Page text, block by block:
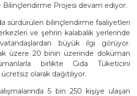
Projesi devam ediyor.
sürdürülen bilinçlendirme faaliyetleri
ve şehrin kalabalık yerlerinde
büyük ilgi görüyor.
üzere 20 binin üzerinde doküman
birlikte Gıda Tüketicini
olarak dağıtılıyor.
5 bin 250 kişiye ulaşan